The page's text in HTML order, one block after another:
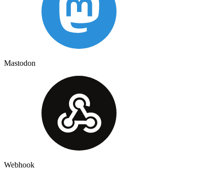
Mastodon
Webhook